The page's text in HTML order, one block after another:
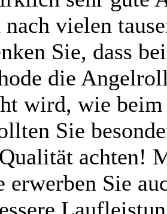
nach vielen
Sie, dass
die
wird, wie
Sie
achten!
Sie